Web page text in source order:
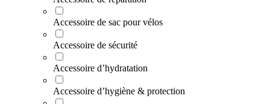
Accessoire de sac pour vélos
Accessoire de sécurité
Accessoire d’hydratation
Accessoire d’hygiène & protection